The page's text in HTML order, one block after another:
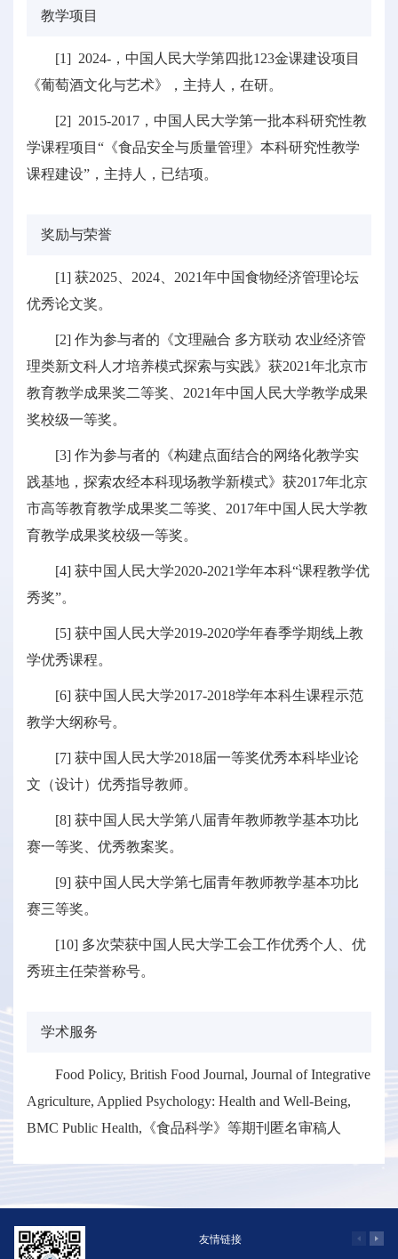
教学项目
[1] 2024-，中国人民大学第四批123金课建设项目
《葡萄酒文化与艺术》，主持人，在研。
[2] 2015-2017，中国人民大学第一批本科研究性教
学课程项目“《食品安全与质量管理》本科研究性教学
课程建设”，主持人，已结项。
奖励与荣誉
[1] 获2025、2024、2021年中国食物经济管理论坛
优秀论文奖。
[2] 作为参与者的《文理融合 多方联动 农业经济管
理类新文科人才培养模式探索与实践》获2021年北京市
教育教学成果奖二等奖、2021年中国人民大学教学成果
奖校级一等奖。
[3] 作为参与者的《构建点面结合的网络化教学实
践基地，探索农经本科现场教学新模式》获2017年北京
市高等教育教学成果奖二等奖、2017年中国人民大学教
育教学成果奖校级一等奖。
[4] 获中国人民大学2020-2021学年本科“课程教学优
秀奖”。
[5] 获中国人民大学2019-2020学年春季学期线上教
学优秀课程。
[6] 获中国人民大学2017-2018学年本科生课程示范
教学大纲称号。
[7] 获中国人民大学2018届一等奖优秀本科毕业论
文（设计）优秀指导教师。
[8] 获中国人民大学第八届青年教师教学基本功比
赛一等奖、优秀教案奖。
[9] 获中国人民大学第七届青年教师教学基本功比
赛三等奖。
[10] 多次荣获中国人民大学工会工作优秀个人、优
秀班主任荣誉称号。
学术服务
Food Policy, British Food Journal, Journal of Integrative
Agriculture, Applied Psychology: Health and Well-Being,
BMC Public Health,《食品科学》等期刊匿名审稿人
友情链接